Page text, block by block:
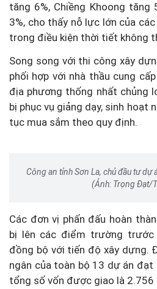
tăng 6%, Chiềng Khoong tăng
3%, cho thấy nỗ lực lớn của
trong điều kiện thời tiết không
Song song với thi công xây
phối hợp với nhà thầu cung
địa phương thống nhất chủng
bị phục vụ giảng dạy, sinh hoạt
tục mua sắm theo quy định.
Công an tỉnh Sơn La, chủ đầu tư dự
(Ảnh: Trọng Đạt/
Các đơn vị phấn đấu hoàn
bị lên các điểm trường
đồng bộ với tiến độ xây dựng.
ngân của toàn bộ 13 dự án
tổng số vốn được giao là